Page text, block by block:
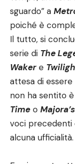
sguardo” a
poiché è
Il tutto, si
serie di The
Wakere
attesa di
non ha sentito
Time o
voci precedenti
alcuna ufficialità.